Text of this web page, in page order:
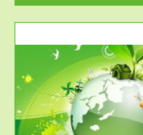
服务范围
废气测试